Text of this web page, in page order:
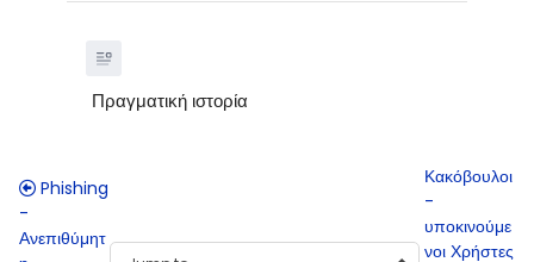
Πραγματική ιστορία
Phishing
-
Ανεπιθύμητ
Κακόβουλοι
-
υποκινούμε
νοι Χρήστες